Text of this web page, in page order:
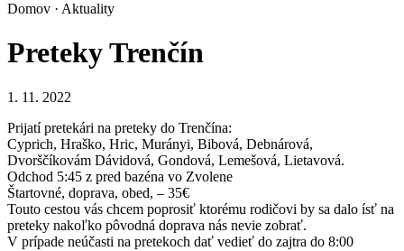
Domov · Aktuality
Preteky Trenčín
1. 11. 2022
Prijatí pretekári na preteky do Trenčína:
Cyprich, Hraško, Hric, Murányi, Bibová, Debnárová,
Dvorščíkovám Dávidová, Gondová, Lemešová, Lietavová.
Odchod 5:45 z pred bazéna vo Zvolene
Štartovné, doprava, obed, – 35€
Touto cestou vás chcem poprosiť ktorému rodičovi by sa dalo ísť na
preteky nakoľko pôvodná doprava nás nevie zobrať.
V prípade neúčasti na pretekoch dať vedieť do zajtra do 8:00